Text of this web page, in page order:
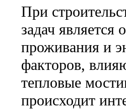
При
задач
проживания и
факторов,
тепловые
происходит